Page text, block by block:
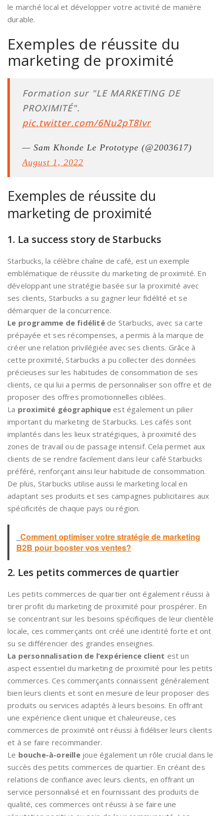
le marché local et développer votre activité de manière
durable.
Exemples de réussite du
marketing de proximité
Formation sur "LE MARKETING DE
PROXIMITÉ".
pic.twitter.com/6Nu2pT8Ivr
— Sam Khonde Le Prototype (@2003617)
August 1, 2022
Exemples de réussite du
marketing de proximité
1. La success story de Starbucks
Starbucks, la célèbre chaîne de café, est un exemple
emblématique de réussite du marketing de proximité. En
développant une stratégie basée sur la proximité avec
ses clients, Starbucks a su gagner leur fidélité et se
démarquer de la concurrence.
Le programme de fidélitéde Starbucks, avec sa carte
prépayée et ses récompenses, a permis à la marque de
créer une relation privilégiée avec ses clients. Grâce à
cette proximité, Starbucks a pu collecter des données
précieuses sur les habitudes de consommation de ses
clients, ce qui lui a permis de personnaliser son offre et de
proposer des offres promotionnelles ciblées.
La proximité géographique est également un pilier
important du marketing de Starbucks. Les cafés sont
implantés dans les lieux stratégiques, à proximité des
zones de travail ou de passage intensif. Cela permet aux
clients de se rendre facilement dans leur café Starbucks
préféré, renforçant ainsi leur habitude de consommation.
De plus, Starbucks utilise aussi le marketing local en
adaptant ses produits et ses campagnes publicitaires aux
spécificités de chaque pays ou région.
Comment optimiser votre stratégie de marketing
B2B pour booster vos ventes?
2. Les petits commerces de quartier
Les petits commerces de quartier ont également réussi à
tirer profit du marketing de proximité pour prospérer. En
se concentrant sur les besoins spécifiques de leur clientèle
locale, ces commerçants ont créé une identité forte et ont
su se différencier des grandes enseignes.
La personnalisation de l’expérience client est un
aspect essentiel du marketing de proximité pour les petits
commerces. Ces commerçants connaissent généralement
bien leurs clients et sont en mesure de leur proposer des
produits ou services adaptés à leurs besoins. En offrant
une expérience client unique et chaleureuse, ces
commerces de proximité ont réussi à fidéliser leurs clients
et à se faire recommander.
Le bouche-à-oreillejoue également un rôle crucial dans le
succès des petits commerces de quartier. En créant des
relations de confiance avec leurs clients, en offrant un
service personnalisé et en fournissant des produits de
qualité, ces commerces ont réussi à se faire une